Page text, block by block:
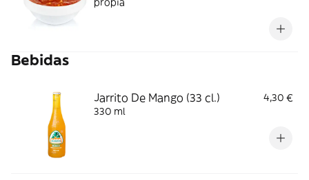
Bebidas
Jarrito De Mango (33 cl.)
4,30 €
330 ml